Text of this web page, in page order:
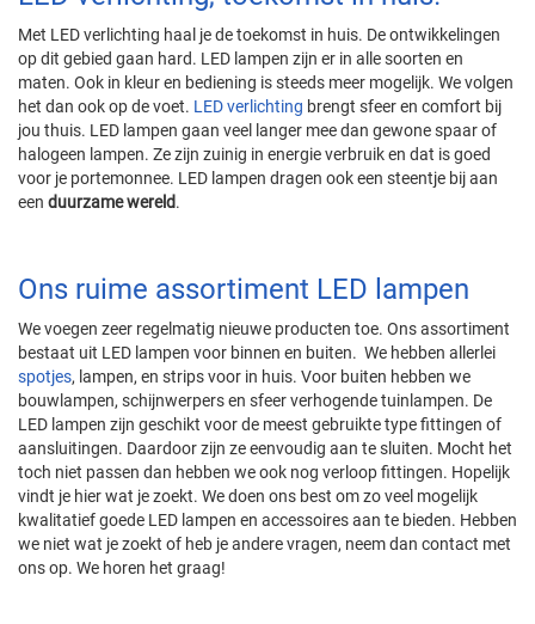
Met LED verlichting haal je de toekomst in huis. De ontwikkelingen
op dit gebied gaan hard. LED lampen zijn er in alle soorten en
maten. Ook in kleur en bediening is steeds meer mogelijk. We volgen
het dan ook op de voet. LED verlichting brengt sfeer en comfort bij
jou thuis. LED lampen gaan veel langer mee dan gewone spaar of
halogeen lampen. Ze zijn zuinig in energie verbruik en dat is goed
voor je portemonnee. LED lampen dragen ook een steentje bij aan
een duurzame wereld.
Ons ruime assortiment LED lampen
We voegen zeer regelmatig nieuwe producten toe. Ons assortiment
bestaat uit LED lampen voor binnen en buiten. We hebben allerlei
spotjes, lampen, en strips voor in huis. Voor buiten hebben we
bouwlampen, schijnwerpers en sfeer verhogende tuinlampen. De
LED lampen zijn geschikt voor de meest gebruikte type fittingen of
aansluitingen. Daardoor zijn ze eenvoudig aan te sluiten. Mocht het
toch niet passen dan hebben we ook nog verloop fittingen. Hopelijk
vindt je hier wat je zoekt. We doen ons best om zo veel mogelijk
kwalitatief goede LED lampen en accessoires aan te bieden. Hebben
we niet wat je zoekt of heb je andere vragen, neem dan contact met
ons op. We horen het graag!